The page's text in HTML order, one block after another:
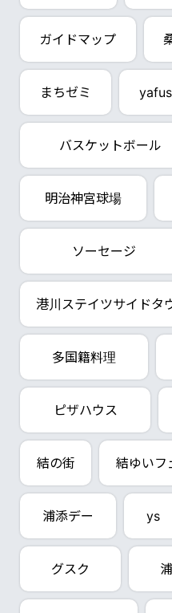
ガイドマップ
まちゼミ
バスケットボール
明治神宮球場
ソーセージ
港川ステイツサイドタ
多国籍料理
ピザハウス
結の街 結ゆいフ
浦添デー ys
グスク